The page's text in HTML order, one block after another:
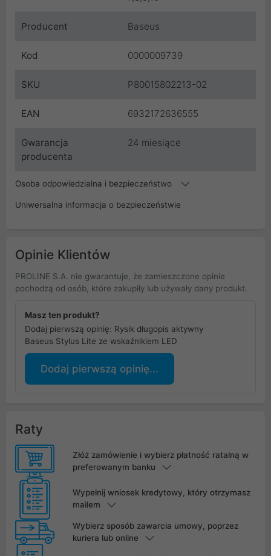
Producent Baseus
Kod 0000009739
SKU P80015802213-02
EAN 6932172636555
Gwarancja
producenta
24 miesiące
Osoba odpowiedzialna i bezpieczeństwo
Uniwersalna informacja o bezpieczeństwie
Opinie Klientów
PROLINE S.A. nie gwarantuje, że zamieszczone opinie
pochodzą od osób, które zakupiły lub używały dany produkt.
Masz ten produkt?
Dodaj pierwszą opinię: Rysik długopis aktywny
Baseus Stylus Lite ze wskaźnikiem LED
Dodaj pierwszą opinię...
Raty
Złóż zamówienie i wybierz płatność ratalną w
preferowanym banku
Wypełnij wniosek kredytowy, który otrzymasz
mailem
Wybierz sposób zawarcia umowy, poprzez
kuriera lub online